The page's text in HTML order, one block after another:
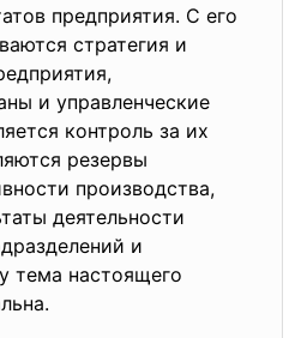
предприятия. С его
стратегия и
и управленческие
контроль за их
резервы
производства,
деятельности
и
тема настоящего